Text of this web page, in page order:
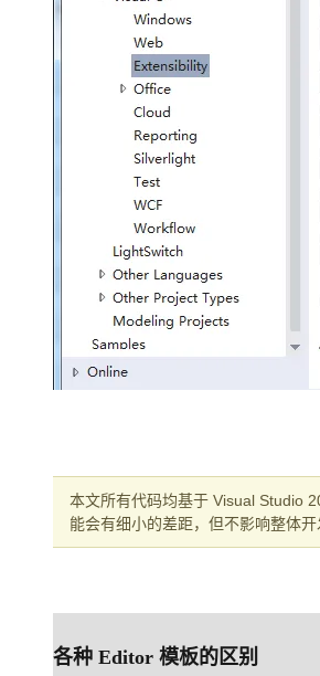
本文所有代码均基于 Visual Studio
能会有细小的差距，但不影响整体开
各种 Editor 模板的区别